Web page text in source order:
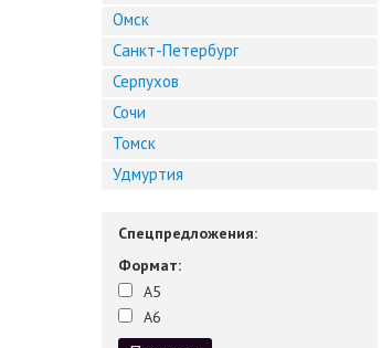
Омск
Санкт-Петербург
Серпухов
Сочи
Томск
Удмуртия
Спецпредложения:
Формат:
А5
А6